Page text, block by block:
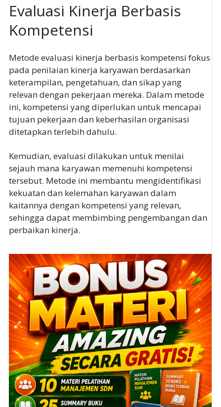
Evaluasi Kinerja Berbasis
Kompetensi
Metode evaluasi kinerja berbasis kompetensi fokus
pada penilaian kinerja karyawan berdasarkan
keterampilan, pengetahuan, dan sikap yang
relevan dengan pekerjaan mereka. Dalam metode
ini, kompetensi yang diperlukan untuk mencapai
tujuan pekerjaan dan keberhasilan organisasi
ditetapkan terlebih dahulu.
Kemudian, evaluasi dilakukan untuk menilai
sejauh mana karyawan memenuhi kompetensi
tersebut. Metode ini membantu mengidentifikasi
kekuatan dan kelemahan karyawan dalam
kaitannya dengan kompetensi yang relevan,
sehingga dapat membimbing pengembangan dan
perbaikan kinerja.